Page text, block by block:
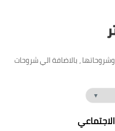
، بالاضافة الي شروحات